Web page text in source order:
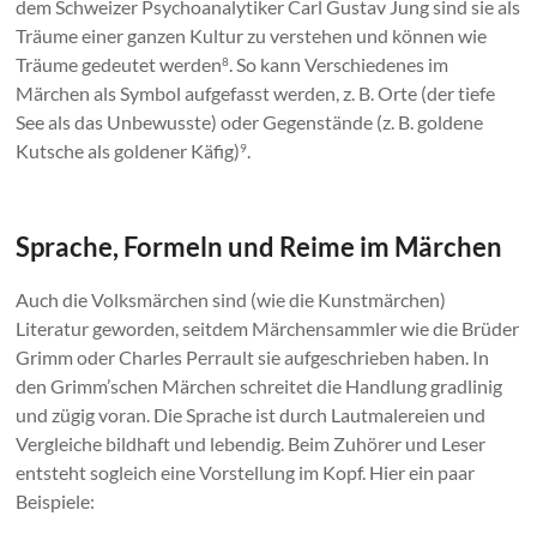
dem Schweizer Psychoanalytiker Carl Gustav Jung sind sie als
Träume einer ganzen Kultur zu verstehen und können wie
Träume gedeutet werden8. So kann Verschiedenes im
Märchen als Symbol aufgefasst werden, z. B. Orte (der tiefe
See als das Unbewusste) oder Gegenstände (z. B. goldene
Kutsche als goldener Käfig)9.
Sprache, Formeln und Reime im Märchen
Auch die Volksmärchen sind (wie die Kunstmärchen)
Literatur geworden, seitdem Märchensammler wie die Brüder
Grimm oder Charles Perrault sie aufgeschrieben haben. In
den Grimm’schen Märchen schreitet die Handlung gradlinig
und zügig voran. Die Sprache ist durch Lautmalereien und
Vergleiche bildhaft und lebendig. Beim Zuhörer und Leser
entsteht sogleich eine Vorstellung im Kopf. Hier ein paar
Beispiele: